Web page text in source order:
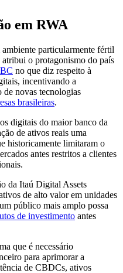
em RWA
particularmente fértil
o protagonismo do país
no que diz respeito à
incentivando a
de novas tecnologias
brasileiras.
digitais do maior banco da
de ativos reais uma
historicamente limitaram o
antes restritos a clientes
da Itaú Digital Assets
de alto valor em unidades
público mais amplo possa
de investimento antes
que é necessário
para aprimorar a
de CBDCs, ativos